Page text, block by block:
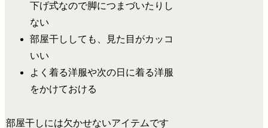
下げ式なので脚につまづいたりし
ない
部屋干ししても、見た目がカッコ
いい
よく着る洋服や次の日に着る洋服
をかけておける
部屋干しには欠かせないアイテムです